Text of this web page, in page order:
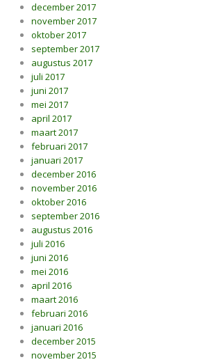
december 2017
november 2017
oktober 2017
september 2017
augustus 2017
juli 2017
juni 2017
mei 2017
april 2017
maart 2017
februari 2017
januari 2017
december 2016
november 2016
oktober 2016
september 2016
augustus 2016
juli 2016
juni 2016
mei 2016
april 2016
maart 2016
februari 2016
januari 2016
december 2015
november 2015